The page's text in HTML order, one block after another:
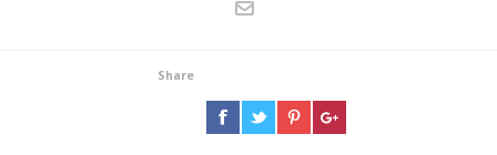
Share